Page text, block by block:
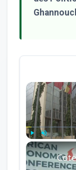
Play Unmute